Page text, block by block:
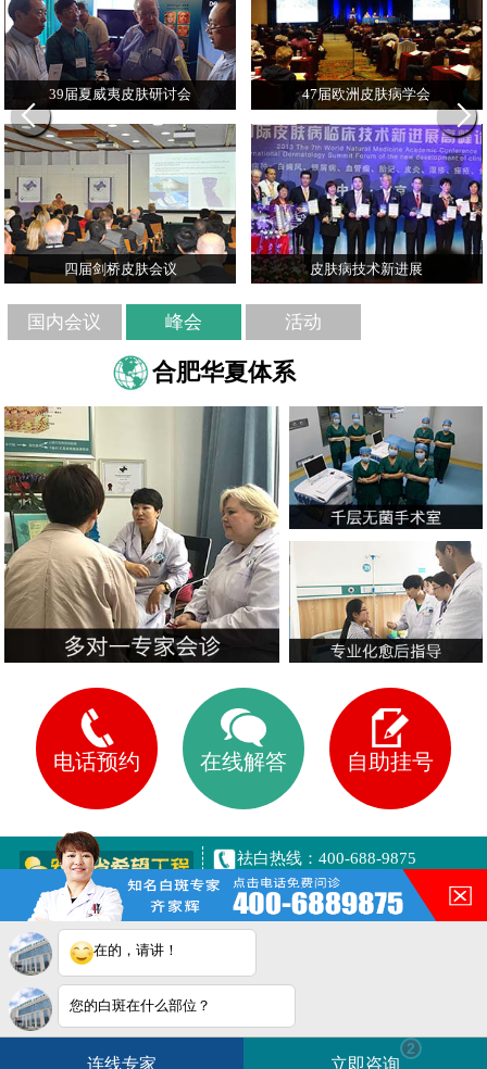
39届夏威夷皮肤研讨会 47届欧洲皮肤病学会
四届剑桥皮肤会议 皮肤病技术新进展
国内会议 峰会 活动
合肥华夏体系
电话预约 在线解答 自助挂号
祛白热线：400-688-9875
健康专线：13003063616
合肥市铜陵路与合裕路交叉口
东北角（天成大厦旁）
皖ICP备16014022号-7
皖公网安备 34010202600944号
在的，请讲！
您的白斑在什么部位？
连线专家 立即咨询
2
白斑在线问医生